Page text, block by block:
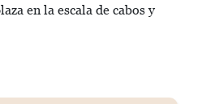
en la escala de cabos y